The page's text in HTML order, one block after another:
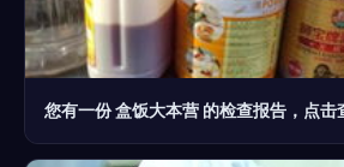
您有一份 盒饭大本营 的检查报告，点击